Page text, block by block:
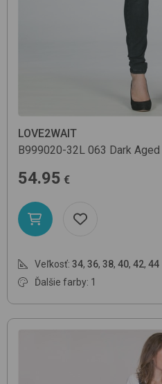
LOVE2WAIT
B999020-32L 063 Dark Aged
54.95 €
Veľkosť: 34, 36, 38, 40, 42, 44
Ďalšie farby: 1